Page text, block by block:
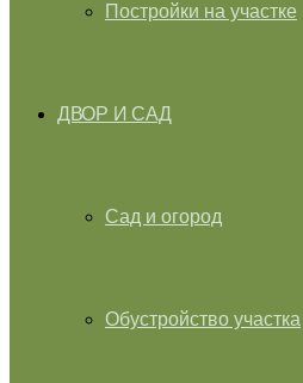
Постройки на участке
ДВОР И САД
Сад и огород
Обустройство участка